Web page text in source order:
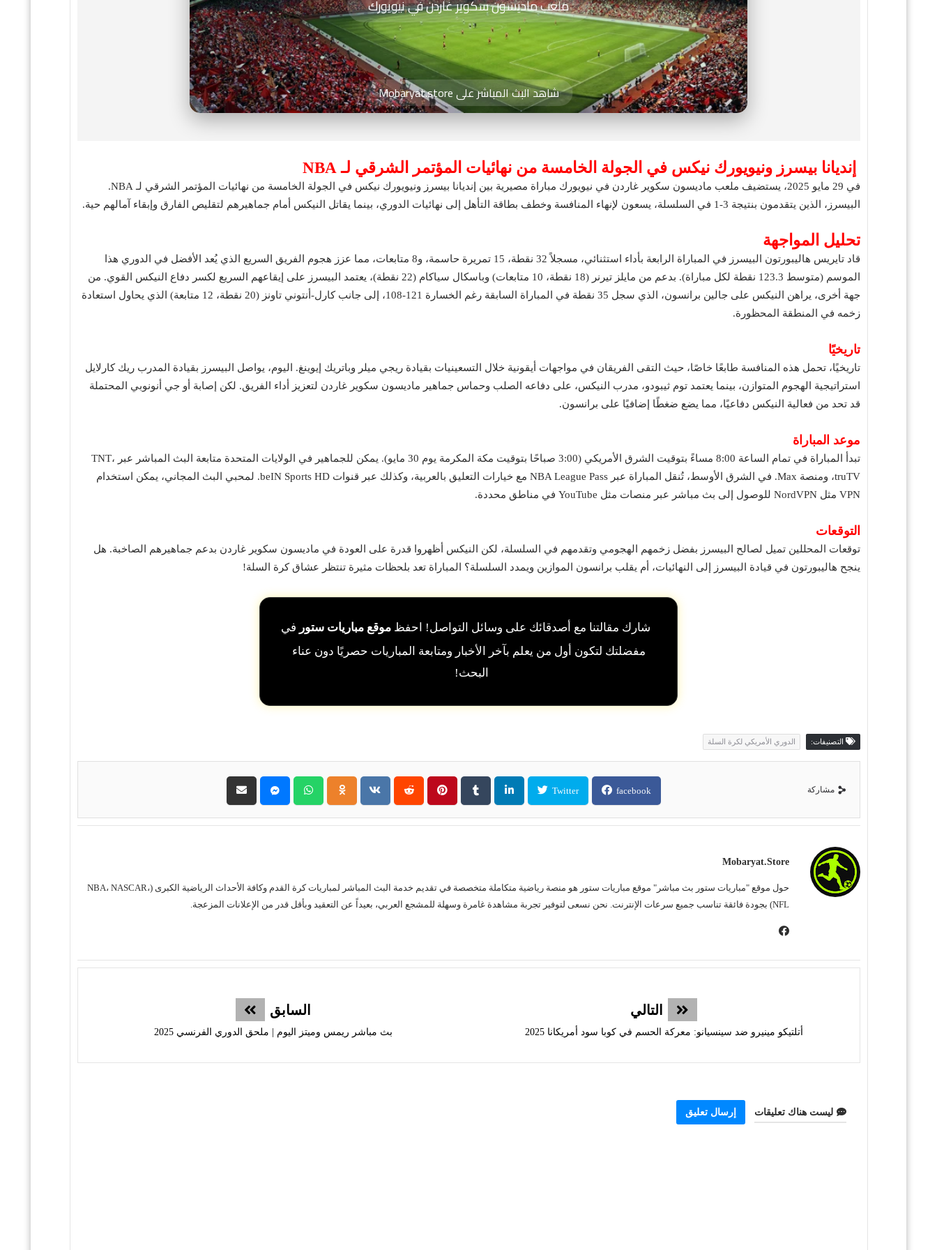
ملعب ماديسون سكوير غاردن في نيويورك
شاهد البث المباشر على Mobaryat.store
إنديانا بيسرز ونيويورك نيكس في الجولة الخامسة من نهائيات المؤتمر الشرقي لـ NBA
في 29 مايو 2025، يستضيف ملعب ماديسون سكوير غاردن في نيويورك مباراة مصيرية بين إنديانا بيسرز ونيويورك نيكس في الجولة الخامسة من نهائيات المؤتمر الشرقي لـ NBA.
البيسرز، الذين يتقدمون بنتيجة 3-1 في السلسلة، يسعون لإنهاء المنافسة وخطف بطاقة التأهل إلى نهائيات الدوري، بينما يقاتل النيكس أمام جماهيرهم لتقليص الفارق وإبقاء آمالهم حية.
تحليل المواجهة
قاد تايريس هاليبورتون البيسرز في المباراة الرابعة بأداء استثنائي، مسجلاً 32 نقطة، 15 تمريرة حاسمة، و8 متابعات، مما عزز هجوم الفريق السريع الذي يُعد الأفضل في الدوري هذا
الموسم (متوسط 123.3 نقطة لكل مباراة). بدعم من مايلز تيرنر (18 نقطة، 10 متابعات) وباسكال سياكام (22 نقطة)، يعتمد البيسرز على إيقاعهم السريع لكسر دفاع النيكس القوي. من
جهة أخرى، يراهن النيكس على جالين برانسون، الذي سجل 35 نقطة في المباراة السابقة رغم الخسارة 121-108، إلى جانب كارل-أنتوني تاونز (20 نقطة، 12 متابعة) الذي يحاول استعادة
زخمه في المنطقة المحظورة.
تاريخيًا
تاريخيًا، تحمل هذه المنافسة طابعًا خاصًا، حيث التقى الفريقان في مواجهات أيقونية خلال التسعينيات بقيادة ريجي ميلر وباتريك إيوينغ. اليوم، يواصل البيسرز بقيادة المدرب ريك كارلايل
استراتيجية الهجوم المتوازن، بينما يعتمد توم ثيبودو، مدرب النيكس، على دفاعه الصلب وحماس جماهير ماديسون سكوير غاردن لتعزيز أداء الفريق. لكن إصابة أو جي أنونوبي المحتملة
قد تحد من فعالية النيكس دفاعيًا، مما يضع ضغطًا إضافيًا على برانسون.
موعد المباراة
تبدأ المباراة في تمام الساعة 8:00 مساءً بتوقيت الشرق الأمريكي (3:00 صباحًا بتوقيت مكة المكرمة يوم 30 مايو). يمكن للجماهير في الولايات المتحدة متابعة البث المباشر عبر TNT،
truTV، ومنصة Max. في الشرق الأوسط، تُنقل المباراة عبر NBA League Pass مع خيارات التعليق بالعربية، وكذلك عبر قنوات beIN Sports HD. لمحبي البث المجاني، يمكن استخدام
VPN مثل NordVPN للوصول إلى بث مباشر عبر منصات مثل YouTube في مناطق محددة.
التوقعات
توقعات المحللين تميل لصالح البيسرز بفضل زخمهم الهجومي وتقدمهم في السلسلة، لكن النيكس أظهروا قدرة على العودة في ماديسون سكوير غاردن بدعم جماهيرهم الصاخبة. هل
ينجح هاليبورتون في قيادة البيسرز إلى النهائيات، أم يقلب برانسون الموازين ويمدد السلسلة؟ المباراة تعد بلحظات مثيرة تنتظر عشاق كرة السلة!
شارك مقالتنا مع أصدقائك على وسائل التواصل! احفظ موقع مباريات ستور في
مفضلتك لتكون أول من يعلم بآخر الأخبار ومتابعة المباريات حصريًا دون عناء
البحث!
التصنيفات: الدوري الأمريكي لكرة السلة
مشاركة facebook
Twitter
Mobaryat.store
حول موقع "مباريات ستور بث مباشر" موقع مباريات ستور هو منصة رياضية متكاملة متخصصة في تقديم خدمة البث المباشر لمباريات كرة القدم وكافة الأحداث الرياضية الكبرى (NBA، NASCAR،
NFL) بجودة فائقة تناسب جميع سرعات الإنترنت. نحن نسعى لتوفير تجربة مشاهدة غامرة وسهلة للمشجع العربي، بعيداً عن التعقيد وبأقل قدر من الإعلانات المزعجة.
التالي
أتلتيكو مينيرو ضد سينسيانو: معركة الحسم في كوبا سود أمريكانا 2025
السابق
بث مباشر ريمس وميتز اليوم | ملحق الدوري الفرنسي 2025
ليست هناك تعليقات إرسال تعليق